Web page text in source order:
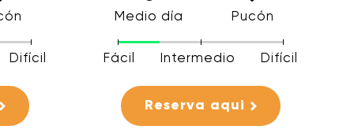
Difícil
Medio día Pucón
Fácil Intermedio Difícil
Reserva aqui